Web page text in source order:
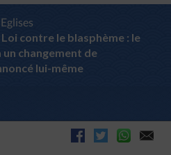
Eglises
Loi contre le blasphème : le
un changement de
lui-même